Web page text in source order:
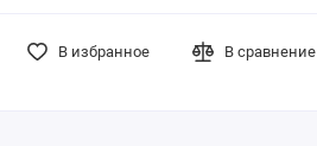
В избранное В сравнение